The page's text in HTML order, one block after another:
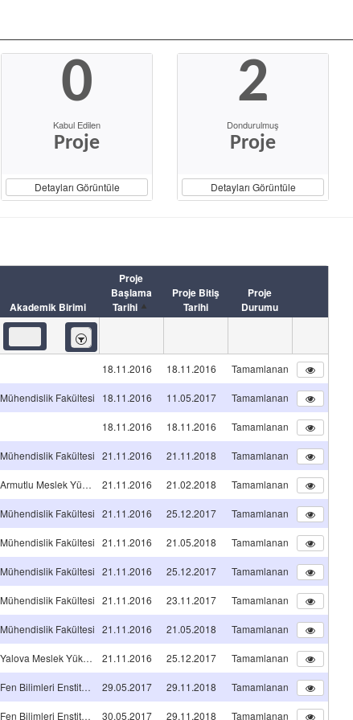
0
Kabul Edilen
Proje
Detayları Görüntüle
2
Dondurulmuş
Proje
Detayları Görüntüle
Akademik Birimi
Proje
Başlama
Tarihi
Proje Bitiş
Tarihi
Proje
Durumu
İçeren
18.11.2016 18.11.2016 Tamamlanan
Mühendislik Fakültesi 18.11.2016 11.05.2017 Tamamlanan
18.11.2016 18.11.2016 Tamamlanan
Mühendislik Fakültesi 21.11.2016 21.11.2018 Tamamlanan
Armutlu Meslek Yüksekokulu 21.11.2016 21.02.2018 Tamamlanan
Mühendislik Fakültesi 21.11.2016 25.12.2017 Tamamlanan
Mühendislik Fakültesi 21.11.2016 21.05.2018 Tamamlanan
Mühendislik Fakültesi 21.11.2016 25.12.2017 Tamamlanan
Mühendislik Fakültesi 21.11.2016 23.11.2017 Tamamlanan
Mühendislik Fakültesi 21.11.2016 21.05.2018 Tamamlanan
Yalova Meslek Yüksekokulu 21.11.2016 25.12.2017 Tamamlanan
Fen Bilimleri Enstitüsü 29.05.2017 29.11.2018 Tamamlanan
Fen Bilimleri Enstitüsü 30.05.2017 29.11.2018 Tamamlanan